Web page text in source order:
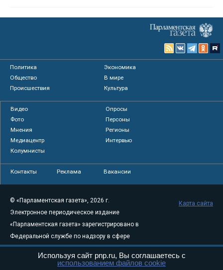
Политика
Экономика
Общество
В мире
Происшествия
Культура
Видео
Опросы
Фото
Персоны
Мнения
Регионы
Медиацентр
Интервью
Колумнисты
Контакты Реклама Вакансии
© «Парламентская газета», 2026 г.
Электронное периодическое издание
«Парламентская газета» зарегистрировано в
Федеральной службе по надзору в сфере
связи, информационных технологий и
массовых коммуникаций (Роскомнадзор) 05
Карта сайта
Используя сайт pnp.ru, Вы соглашаетесь с
использованием файлов cookie